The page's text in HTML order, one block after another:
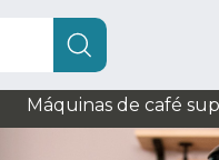
Máquinas de café